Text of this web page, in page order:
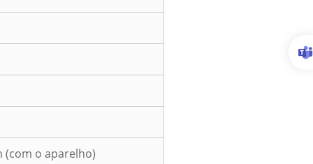
(com o aparelho)